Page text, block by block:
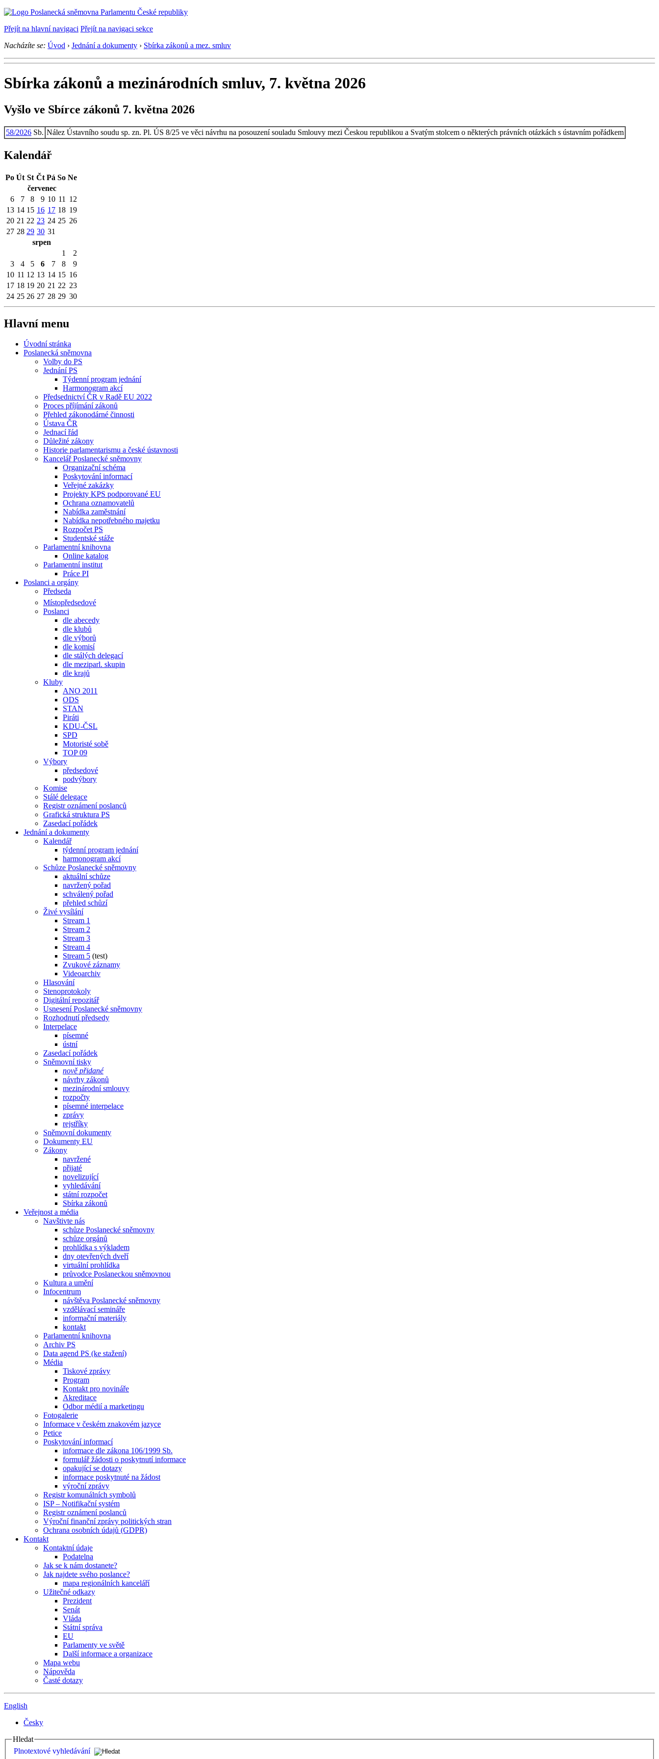
Přejít na hlavní navigaci Přejít na navigaci sekce
Nacházíte se: Úvod › Jednání a dokumenty › Sbírka zákonů a mez. smluv
Sbírka zákonů a mezinárodních smluv, 7. května 2026
Vyšlo ve Sbírce zákonů 7. května 2026
58/2026 Sb. Nález Ústavního soudu sp. zn. Pl. ÚS 8/25 ve věci návrhu na posouzení souladu Smlouvy mezi Českou republikou a Svatým stolcem o některých právních otázkách s ústavním pořádkem
Kalendář
Po Út St Čt Pá So Ne
červenec
6
7 8 9 10 11
12
13 14 15 16 17 18 19
20 21 22 23 24 25 26
27 28 29 30 31
srpen
1
2
3
4 5 6 7 8
9
10 11 12 13 14 15 16
17 18 19 20 21 22 23
24 25 26 27 28 29 30
Hlavní menu
Úvodní stránka
Poslanecká sněmovna
Volby do PS
Jednání PS
Týdenní program jednání
Harmonogram akcí
Předsednictví ČR v Radě EU 2022
Proces příjímání zákonů
Přehled zákonodárné činnosti
Ústava ČR
Jednací řád
Důležité zákony
Historie parlamentarismu a české ústavnosti
Kancelář Poslanecké sněmovny
Organizační schéma
Poskytování informací
Veřejné zakázky
Projekty KPS podporované EU
Ochrana oznamovatelů
Nabídka zaměstnání
Nabídka nepotřebného majetku
Rozpočet PS
Studentské stáže
Parlamentní knihovna
Online katalog
Parlamentní institut
Práce PI
Poslanci a orgány
Předseda
Místopředsedové
Poslanci
dle abecedy
dle klubů
dle výborů
dle komisí
dle stálých delegací
dle meziparl. skupin
dle krajů
Kluby
ANO 2011
ODS
STAN
Piráti
KDU-ČSL
SPD
Motoristé sobě
TOP 09
Výbory
předsedové
podvýbory
Komise
Stálé delegace
Registr oznámení poslanců
Grafická struktura PS
Zasedací pořádek
Jednání a dokumenty
Kalendář
týdenní program jednání
harmonogram akcí
Schůze Poslanecké sněmovny
aktuální schůze
navržený pořad
schválený pořad
přehled schůzí
Živé vysílání
Stream 1
Stream 2
Stream 3
Stream 4
Stream 5 (test)
Zvukové záznamy
Videoarchiv
Hlasování
Stenoprotokoly
Digitální repozitář
Usnesení Poslanecké sněmovny
Rozhodnutí předsedy
Interpelace
písemné
ústní
Zasedací pořádek
Sněmovní tisky
nově přidané
návrhy zákonů
mezinárodní smlouvy
rozpočty
písemné interpelace
zprávy
rejstříky
Sněmovní dokumenty
Dokumenty EU
Zákony
navržené
přijaté
novelizující
vyhledávání
státní rozpočet
Sbírka zákonů
Veřejnost a média
Navštivte nás
schůze Poslanecké sněmovny
schůze orgánů
prohlídka s výkladem
dny otevřených dveří
virtuální prohlídka
průvodce Poslaneckou sněmovnou
Kultura a umění
Infocentrum
návštěva Poslanecké sněmovny
vzdělávací semináře
informační materiály
kontakt
Parlamentní knihovna
Archiv PS
Data agend PS (ke stažení)
Média
Tiskové zprávy
Program
Kontakt pro novináře
Akreditace
Odbor médií a marketingu
Fotogalerie
Informace v českém znakovém jazyce
Petice
Poskytování informací
informace dle zákona 106/1999 Sb.
formulář žádosti o poskytnutí informace
opakující se dotazy
informace poskytnuté na žádost
výroční zprávy
Registr komunálních symbolů
ISP – Notifikační systém
Registr oznámení poslanců
Výroční finanční zprávy politických stran
Ochrana osobních údajů (GDPR)
Kontakt
Kontaktní údaje
Podatelna
Jak se k nám dostanete?
Jak najdete svého poslance?
mapa regionálních kanceláří
Užitečné odkazy
Prezident
Senát
Vláda
Státní správa
EU
Parlamenty ve světě
Další informace a organizace
Mapa webu
Nápověda
Časté dotazy
English
Česky
Hledat
Plnotextové vyhledávání